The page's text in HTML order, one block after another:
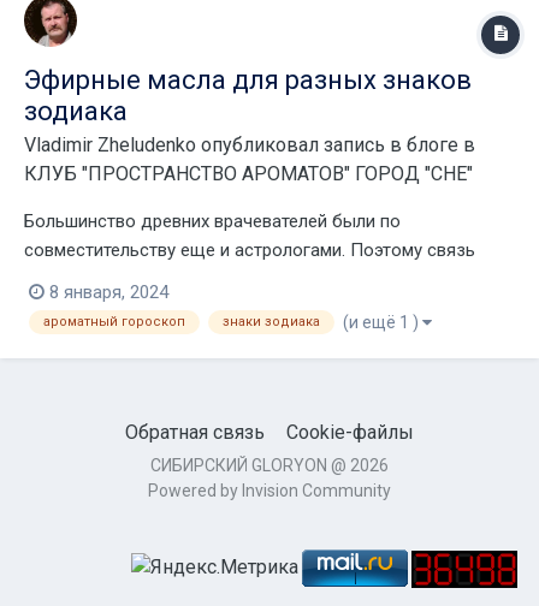
Эфирные масла для разных знаков
зодиака
Vladimir Zheludenko опубликовал запись в блоге в
КЛУБ "ПРОСТРАНСТВО АРОМАТОВ" ГОРОД "CHE"
Большинство древних врачевателей были по
совместительству еще и астрологами. Поэтому связь
закрепилась за много лет до нашей эры. Эфирные масла,
подобранные в соответствии с гороскопом, - не просто
приятные ароматы для принятия совместных ванн ил...
8 января, 2024
ароматный гороскоп знаки зодиака (и ещё 1 )
Обратная связь Cookie-файлы
СИБИРСКИЙ GLORYON @ 2026
Powered by Invision Community